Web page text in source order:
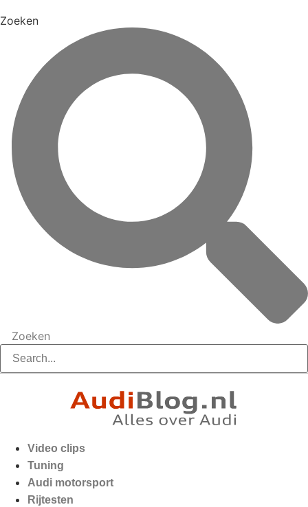
Zoeken
Zoeken
Video clips
Tuning
Audi motorsport
Rijtesten